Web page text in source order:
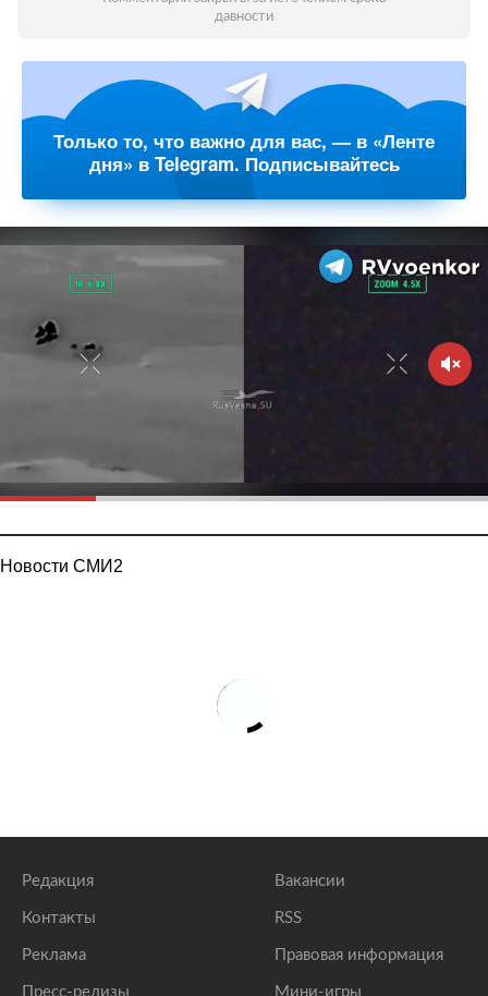
давности
Только то, что важно для вас, — в «Ленте
дня» в Telegram. Подписывайтесь
Новости СМИ2
Редакция
Контакты
Реклама
Пресс-релизы
Вакансии
RSS
Правовая информация
Мини-игры